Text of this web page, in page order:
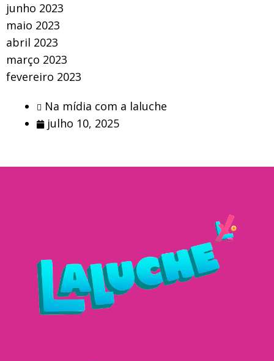
junho 2023
maio 2023
abril 2023
março 2023
fevereiro 2023
Na mídia com a laluche
julho 10, 2025